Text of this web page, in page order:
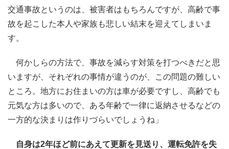
交通事故というのは、被害者はもちろんですが、高齢で事
故を起こした本人や家族も悲しい結末を迎えてしまいま
す。
何かしらの方法で、事故を減らす対策を打つべきだと思
いますが、それぞれの事情が違うのが、この問題の難しい
ところ。地方にお住まいの方は車が必要ですし、高齢でも
元気な方は多いので、ある年齢で一律に返納させるなどの
一方的な決まりは作りづらいでしょうね」
自身は2年ほど前にあえて更新を見送り、運転免許を失